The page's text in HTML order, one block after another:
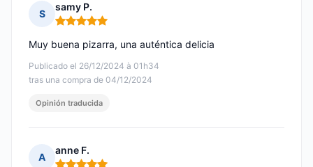
S
samy P.
Nota: 5 de 5
Publicado el 26/12/2024 à 01h34
tras una compra de 04/12/2024
Muy buena pizarra, una auténtica delicia
Opinión traducida
A
anne F.